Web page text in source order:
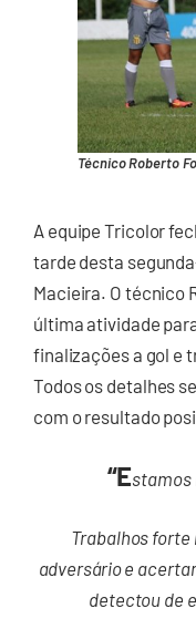
Técnico Roberto
A equipe Tricolor
tarde desta
Macieira. O técnico
última atividade
finalizações a gol e
Todos os detalhes
com o resultado
“Estamos
Trabalhos forte
adversário e
detectou de